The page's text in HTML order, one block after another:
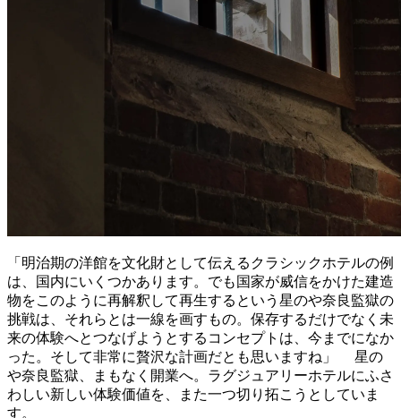
「明治期の洋館を文化財として伝えるクラシックホテルの例
は、国内にいくつかあります。でも国家が威信をかけた建造
物をこのように再解釈して再生するという星のや奈良監獄の
挑戦は、それらとは一線を画すもの。保存するだけでなく未
来の体験へとつなげようとするコンセプトは、今までになか
った。そして非常に贅沢な計画だとも思いますね」
星の
や奈良監獄、まもなく開業へ。ラグジュアリーホテルにふさ
わしい新しい体験価値を、また一つ切り拓こうとしていま
す。